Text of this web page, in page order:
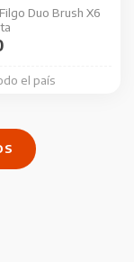
Duo Brush X6
el país